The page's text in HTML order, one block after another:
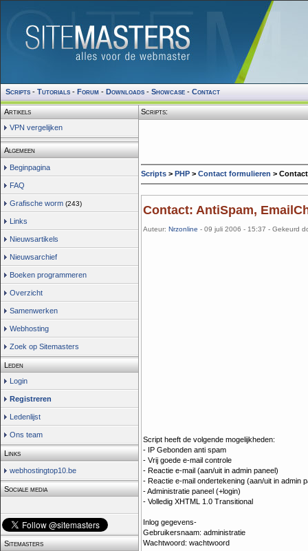
Scripts - Tutorials - Forum - Downloads - Showcase - Contact
Artikels
VPN vergelijken
Algemeen
Beginpagina
FAQ
Grafische worm (243)
Links
Nieuwsartikels
Nieuwsarchief
Boeken programmeren
Overzicht
Samenwerken
Webhosting
Zoek op Sitemasters
Leden
Login
Registreren
Ledenlijst
Ons team
Links
webhostingtop10.be
Sociale media
Sitemasters
Scripts:
Scripts > PHP > Contact formulieren >
Contact: AntiSpam,
Auteur: Nrzonline - 09 juli 2006 - 15:37 - Gekeurd
Script heeft de volgende mogelijkheden:
- IP Gebonden anti spam
- Vrij goede e-mail controle
- Reactie e-mail (aan/uit in admin paneel)
- Reactie e-mail ondertekening (aan/uit in admin
- Administratie paneel (+login)
- Volledig XHTML 1.0 Transitional
Inlog gegevens-
Gebruikersnaam: administratie
Wachtwoord: wachtwoord